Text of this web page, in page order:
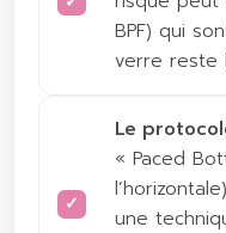
BPF) qui
verre reste
Le
« Paced
une